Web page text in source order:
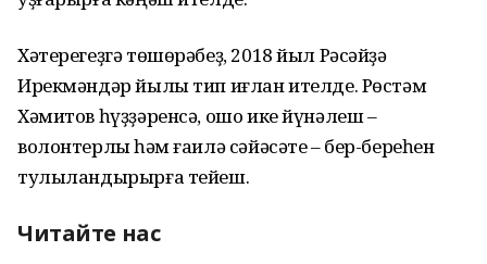
Хәтерегеҙгә төшөрәбеҙ, 2018 йыл Рәсәйҙә
Ирекмәндәр йылы тип иғлан ителде. Рөстәм
Хәмитов һүҙҙәренсә, ошо ике йүнәлеш –
волонтерлыҡ һәм ғаилә сәйәсәте – бер-береһен
тулыландырырға тейеш.
Читайте нас